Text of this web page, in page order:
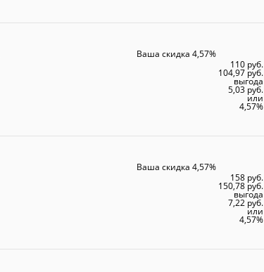
Ваша скидка 4,57%
110 руб.
104,97 руб.
выгода
5,03 руб.
или
4,57%
Ваша скидка 4,57%
158 руб.
150,78 руб.
выгода
7,22 руб.
или
4,57%